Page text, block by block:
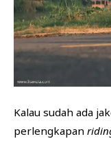
Kalau sudah ada
perlengkapan